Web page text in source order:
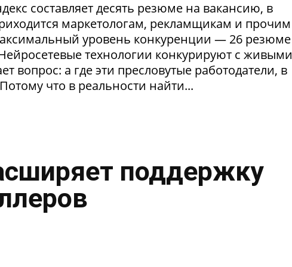
составляет десять резюме на вакансию, в
маркетологам, рекламщикам и прочим
уровень конкуренции — 26 резюме
технологии конкурируют с живыми
вопрос: а где эти пресловутые работодатели, в
что в реальности найти...
поддержку